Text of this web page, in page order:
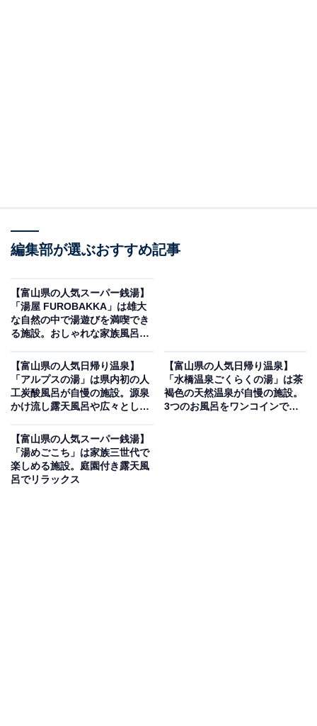
編集部が選ぶおすすめ記事
【富山県の人気スーパー銭湯】
「湯屋 FUROBAKKA」は雄大
な自然の中で湯遊びを満喫でき
る施設。おしゃれな家族風呂や
【富山県の人気日帰り温泉】
「アルプスの湯」は県内初の人
工炭酸風呂が自慢の施設。源泉
かけ流し露天風呂や広々とした
【富山県の人気日帰り温泉】
「水橋温泉ごくらくの湯」は茶
褐色の天然温泉が自慢の施設。
3つのお風呂をワンコインで楽
【富山県の人気スーパー銭湯】
「湯めごこち」は家族三世代で
楽しめる施設。庭園付き露天風
呂でリラックス